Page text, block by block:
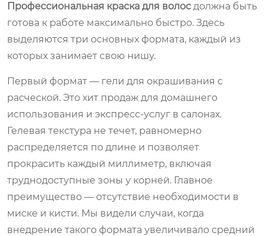
Профессиональная краска для волос должна быть
готова к работе максимально быстро. Здесь
выделяются три основных формата, каждый из
которых занимает свою нишу.
Первый формат — гели для окрашивания с
расческой. Это хит продаж для домашнего
использования и экспресс-услуг в салонах.
Гелевая текстура не течет, равномерно
распределяется по длине и позволяет
прокрасить каждый миллиметр, включая
труднодоступные зоны у корней. Главное
преимущество — отсутствие необходимости в
миске и кисти. Мы видели случаи, когда
внедрение такого формата увеличивало средний